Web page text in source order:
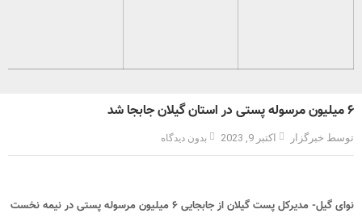
۶ میلیون مرسوله پستی در استان گیلان جابجا شد
توسط خبرگزار اکتبر 9, 2023 بدون دیدگاه
نوای گیل- مدیرکل پست گیلان از جابجایی ۶ میلیون مرسوله پستی در نیمه نخست